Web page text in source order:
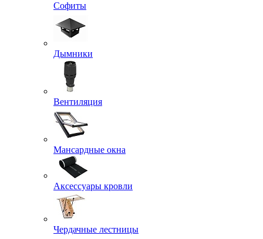
Софиты
Дымники
Вентиляция
Мансардные окна
Аксессуары кровли
Чердачные лестницы